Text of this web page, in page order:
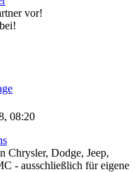
vor!
08:20
Chrysler, Dodge, Jeep,
- ausschließlich für eigene